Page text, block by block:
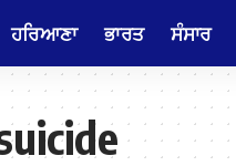
ਹਰਿਆਣਾ ਭਾਰਤ ਸੰਸਾਰ